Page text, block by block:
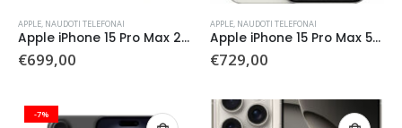
APPLE, NAUDOTI TELEFONAI
Apple iPhone 15 Pro Max 256 GB (Naudotas)
€699,00
APPLE, NAUDOTI TELEFONAI
Apple iPhone 15 Pro Max 512 GB (Naudotas)
€729,00
-7%